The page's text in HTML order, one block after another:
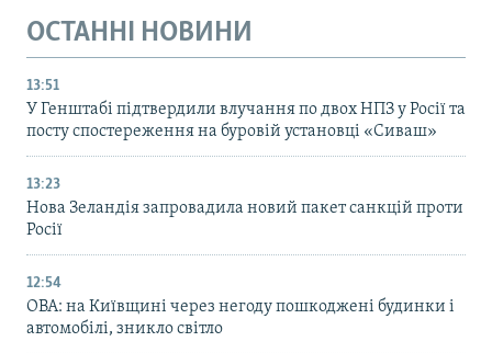
ОСТАННІ НОВИНИ
13:51
У Генштабі підтвердили влучання по двох НПЗ у Росії та
посту спостереження на буровій установці «Сиваш»
13:23
Нова Зеландія запровадила новий пакет санкцій проти
Росії
12:54
ОВА: на Київщині через негоду пошкоджені будинки і
автомобілі, зникло світло